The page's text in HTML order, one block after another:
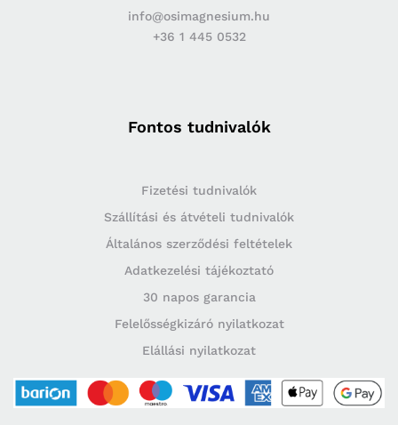
info@osimagnesium.hu
+36 1 445 0532
Fontos tudnivalók
Fizetési tudnivalók
Szállítási és átvételi tudnivalók
Általános szerződési feltételek
Adatkezelési tájékoztató
30 napos garancia
Felelősségkizáró nyilatkozat
Elállási nyilatkozat